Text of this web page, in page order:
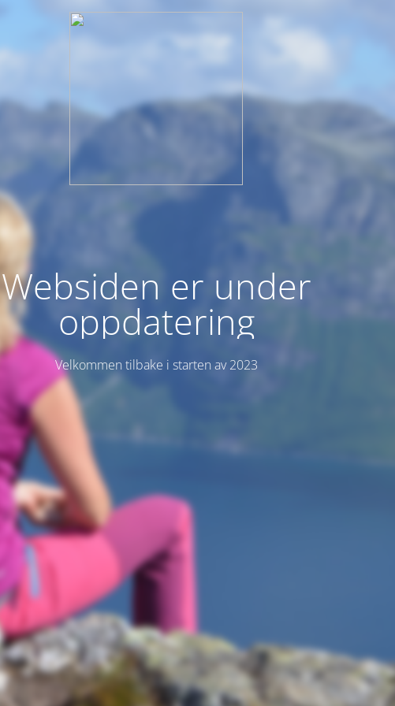
Websiden er under
oppdatering
Velkommen tilbake i starten av 2023